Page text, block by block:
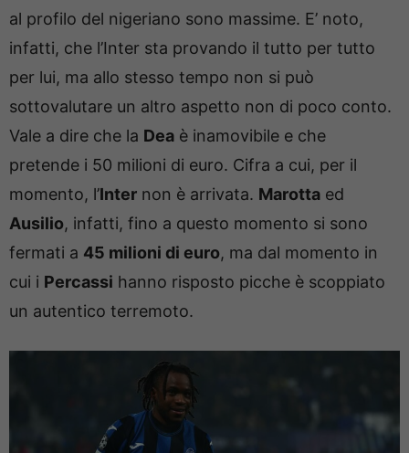
al profilo del nigeriano sono massime. E’ noto,
infatti, che l’Inter sta provando il tutto per tutto
per lui, ma allo stesso tempo non si può
sottovalutare un altro aspetto non di poco conto.
Vale a dire che la Dea è inamovibile e che
pretende i 50 milioni di euro. Cifra a cui, per il
momento, l’Inter non è arrivata. Marotta ed
Ausilio, infatti, fino a questo momento si sono
fermati a 45 milioni di euro, ma dal momento in
cui i Percassi hanno risposto picche è scoppiato
un autentico terremoto.